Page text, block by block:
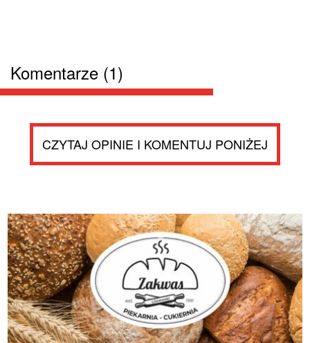
Komentarze (1)
CZYTAJ OPINIE I KOMENTUJ PONIŻEJ